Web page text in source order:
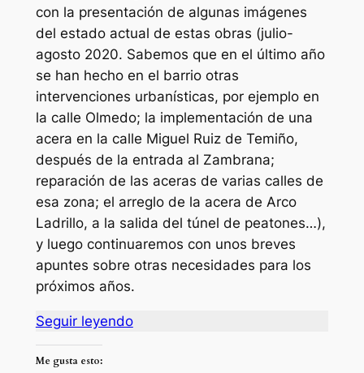
con la presentación de algunas imágenes
del estado actual de estas obras (julio-
agosto 2020. Sabemos que en el último año
se han hecho en el barrio otras
intervenciones urbanísticas, por ejemplo en
la calle Olmedo; la implementación de una
acera en la calle Miguel Ruiz de Temiño,
después de la entrada al Zambrana;
reparación de las aceras de varias calles de
esa zona; el arreglo de la acera de Arco
Ladrillo, a la salida del túnel de peatones…),
y luego continuaremos con unos breves
apuntes sobre otras necesidades para los
próximos años.
Seguir leyendo
Me gusta esto: